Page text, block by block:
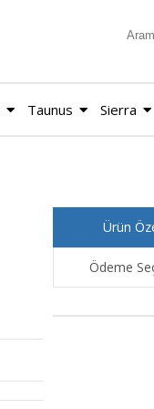
Taunus Sierra
Ürün
Ödeme